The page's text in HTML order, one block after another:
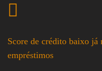
Score de crédito baixo já
empréstimos